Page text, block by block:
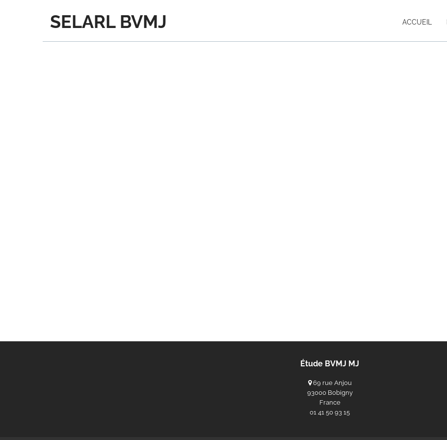
SELARL BVMJ ACCUEIL
Étude BVMJ MJ
69 rue Anjou
93000 Bobigny
France
‭01 41 50 93 15‬